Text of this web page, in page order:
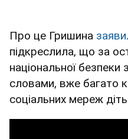
Про це Гришина
підкреслила, що за
національної безпеки
словами, вже багато
соціальних мереж